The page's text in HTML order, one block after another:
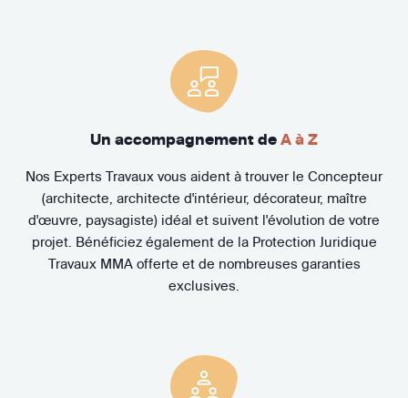
Un accompagnement de A à Z
Nos Experts Travaux vous aident à trouver le Concepteur
(architecte, architecte d'intérieur, décorateur, maître
d'œuvre, paysagiste) idéal et suivent l'évolution de votre
projet. Bénéficiez également de la Protection Juridique
Travaux MMA offerte et de nombreuses garanties
exclusives.